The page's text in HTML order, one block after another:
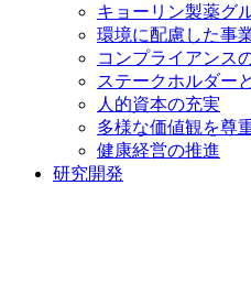
キョーリン製薬グ
環境に配慮した事
コンプライアンス
ステークホルダー
人的資本の充実
多様な価値観を尊
健康経営の推進
研究開発